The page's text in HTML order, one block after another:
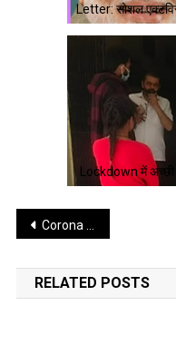
Letter: सोशल
Lockdown में अच्छी
Post
navigation
Corona national update : 4 मई से होगा लॉक डाउन 3.0 पढ़े पूरी खबर
RELATED POSTS